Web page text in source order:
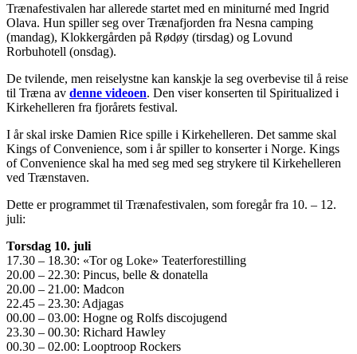
Trænafestivalen har allerede startet med en miniturné med Ingrid
Olava. Hun spiller seg over Trænafjorden fra Nesna camping
(mandag), Klokkergården på Rødøy (tirsdag) og Lovund
Rorbuhotell (onsdag).
De tvilende, men reiselystne kan kanskje la seg overbevise til å reise
til Træna av denne videoen. Den viser konserten til Spiritualized i
Kirkehelleren fra fjorårets festival.
I år skal irske Damien Rice spille i Kirkehelleren. Det samme skal
Kings of Convenience, som i år spiller to konserter i Norge. Kings
of Convenience skal ha med seg med seg strykere til Kirkehelleren
ved Trænstaven.
Dette er programmet til Trænafestivalen, som foregår fra 10. – 12.
juli:
Torsdag 10. juli
17.30 – 18.30: «Tor og Loke» Teaterforestilling
20.00 – 22.30: Pincus, belle & donatella
20.00 – 21.00: Madcon
22.45 – 23.30: Adjagas
00.00 – 03.00: Hogne og Rolfs discojugend
23.30 – 00.30: Richard Hawley
00.30 – 02.00: Looptroop Rockers